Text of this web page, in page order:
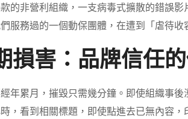
的非營利組織，一支病毒式擴散的錯誤
服務過的一個動保團體，在遭到「虐待
損害：品牌信任
年累月，摧毀只需幾分鐘。即使組織事
，看到相關標題，即使點進去已無內容，